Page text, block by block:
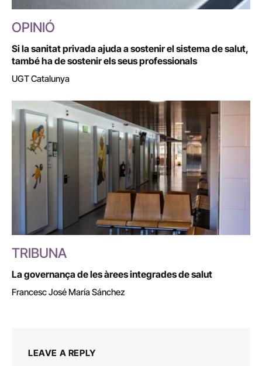
OPINIÓ
Si la sanitat privada ajuda a sostenir el sistema de salut,
també ha de sostenir els seus professionals
UGT Catalunya
TRIBUNA
La governança de les àrees integrades de salut
Francesc José María Sánchez
LEAVE A REPLY